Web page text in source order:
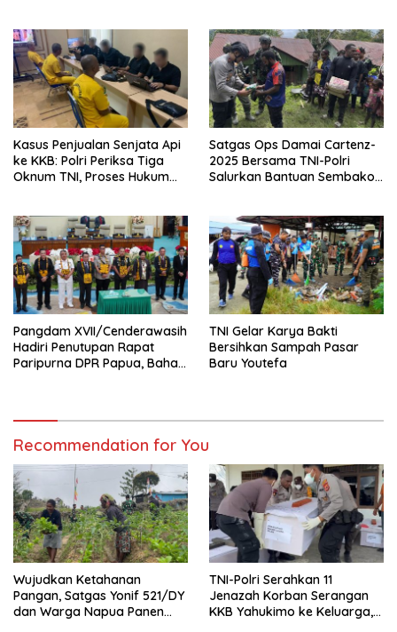
Kasus Penjualan Senjata Api
ke KKB: Polri Periksa Tiga
Oknum TNI, Proses Hukum
Satgas Ops Damai Cartenz-
2025 Bersama TNI-Polri
Salurkan Bantuan Sembako
Pangdam XVII/Cenderawasih
Hadiri Penutupan Rapat
Paripurna DPR Papua, Bahas
TNI Gelar Karya Bakti
Bersihkan Sampah Pasar
Baru Youtefa
Recommendation for You
Wujudkan Ketahanan
Pangan, Satgas Yonif 521/DY
dan Warga Napua Panen
TNI-Polri Serahkan 11
Jenazah Korban Serangan
KKB Yahukimo ke Keluarga,